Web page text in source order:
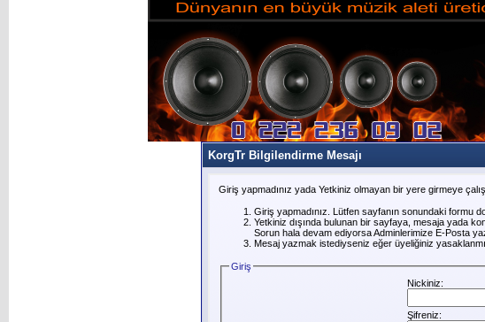
KorgTr Bilgilendirme Mesajı
Giriş yapmadınız yada Yetkiniz olmayan bir yere girmeye
Giriş yapmadınız. Lütfen sayfanın sonundaki formu
Yetkiniz dışında bulunan bir sayfaya, mesaja yada
Sorun hala devam ediyorsa Adminlerimize E-Posta
Mesaj yazmak istediyseniz eğer üyeliğiniz
Giriş
Nickiniz:
Şifreniz: